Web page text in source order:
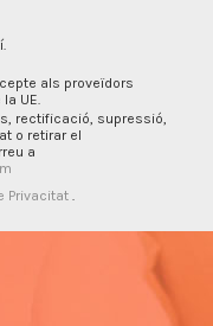
als proveïdors
UE.
rectificació, supressió,
o retirar el
a
Privacitat